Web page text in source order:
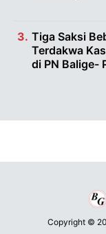
Tiga Saksi
Terdakwa
di PN Balige-
Copyright ©